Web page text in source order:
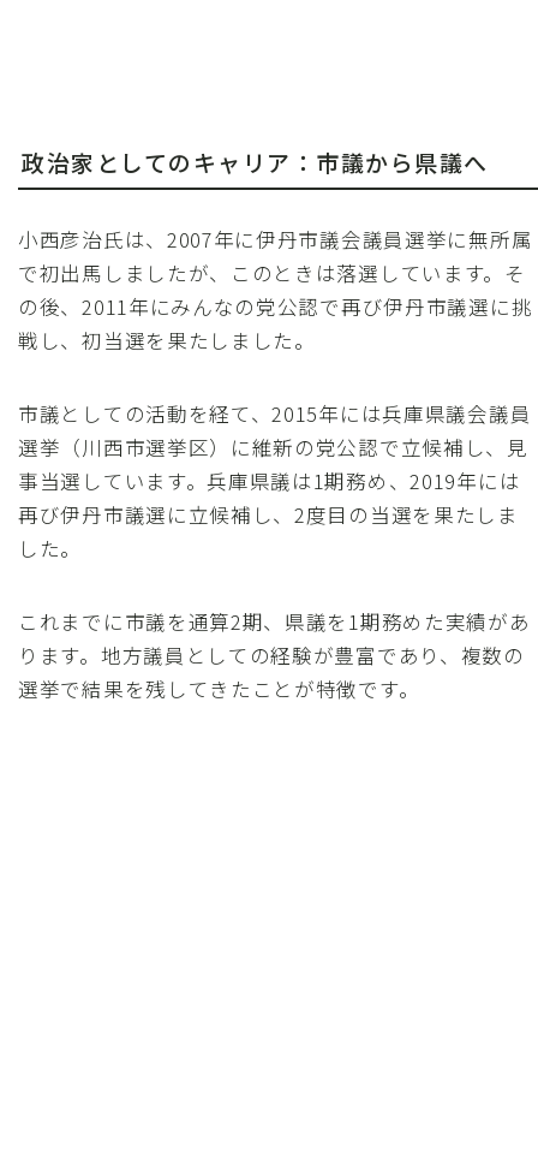
政治家としてのキャリア：市議から県議へ
小西彦治氏は、2007年に伊丹市議会議員選挙に無所属
で初出馬しましたが、このときは落選しています。そ
の後、2011年にみんなの党公認で再び伊丹市議選に挑
戦し、初当選を果たしました。
市議としての活動を経て、2015年には兵庫県議会議員
選挙（川西市選挙区）に維新の党公認で立候補し、見
事当選しています。兵庫県議は1期務め、2019年には
再び伊丹市議選に立候補し、2度目の当選を果たしま
した。
これまでに市議を通算2期、県議を1期務めた実績があ
ります。地方議員としての経験が豊富であり、複数の
選挙で結果を残してきたことが特徴です。